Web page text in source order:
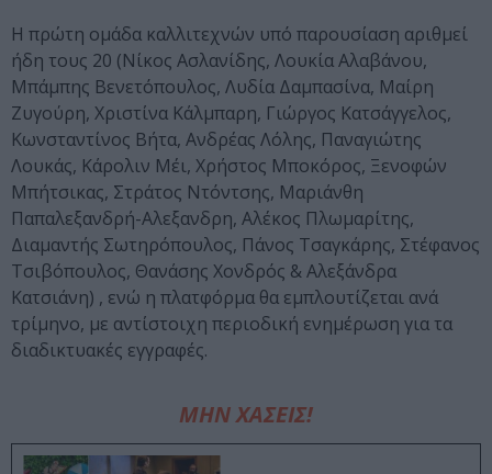
Η πρώτη ομάδα καλλιτεχνών υπό παρουσίαση αριθμεί
ήδη τους 20 (Νίκος Ασλανίδης, Λουκία Αλαβάνου,
Μπάμπης Βενετόπουλος, Λυδία Δαμπασίνα, Μαίρη
Ζυγούρη, Χριστίνα Κάλμπαρη, Γιώργος Κατσάγγελος,
Κωνσταντίνος Βήτα, Ανδρέας Λόλης, Παναγιώτης
Λουκάς, Κάρολιν Μέι, Χρήστος Μποκόρος, Ξενοφών
Μπήτσικας, Στράτος Ντόντσης, Μαριάνθη
Παπαλεξανδρή-Αλεξανδρη, Αλέκος Πλωμαρίτης,
Διαμαντής Σωτηρόπουλος, Πάνος Τσαγκάρης, Στέφανος
Τσιβόπουλος, Θανάσης Χονδρός & Αλεξάνδρα
Κατσιάνη) , ενώ η πλατφόρμα θα εμπλουτίζεται ανά
τρίμηνο, με αντίστοιχη περιοδική ενημέρωση για τα
διαδικτυακές εγγραφές.
ΜΗΝ ΧΑΣΕΙΣ!